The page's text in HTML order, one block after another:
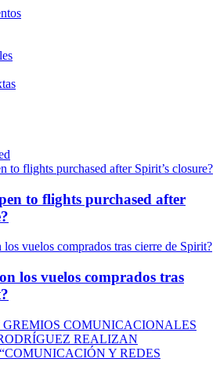
to flights purchased after
los vuelos comprados tras